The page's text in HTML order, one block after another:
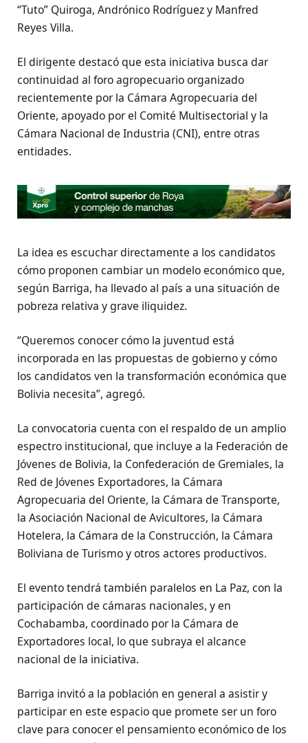
“Tuto” Quiroga, Andrónico Rodríguez y Manfred
Reyes Villa.
El dirigente destacó que esta iniciativa busca dar
continuidad al foro agropecuario organizado
recientemente por la Cámara Agropecuaria del
Oriente, apoyado por el Comité Multisectorial y la
Cámara Nacional de Industria (CNI), entre otras
entidades.
La idea es escuchar directamente a los candidatos
cómo proponen cambiar un modelo económico que,
según Barriga, ha llevado al país a una situación de
pobreza relativa y grave iliquidez.
“Queremos conocer cómo la juventud está
incorporada en las propuestas de gobierno y cómo
los candidatos ven la transformación económica que
Bolivia necesita”, agregó.
La convocatoria cuenta con el respaldo de un amplio
espectro institucional, que incluye a la Federación de
Jóvenes de Bolivia, la Confederación de Gremiales, la
Red de Jóvenes Exportadores, la Cámara
Agropecuaria del Oriente, la Cámara de Transporte,
la Asociación Nacional de Avicultores, la Cámara
Hotelera, la Cámara de la Construcción, la Cámara
Boliviana de Turismo y otros actores productivos.
El evento tendrá también paralelos en La Paz, con la
participación de cámaras nacionales, y en
Cochabamba, coordinado por la Cámara de
Exportadores local, lo que subraya el alcance
nacional de la iniciativa.
Barriga invitó a la población en general a asistir y
participar en este espacio que promete ser un foro
clave para conocer el pensamiento económico de los